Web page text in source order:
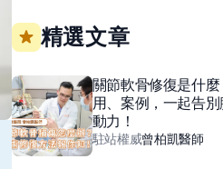
精選文章
關節軟骨修復是什
用、案例，一起告
動力！
駐站權威曾柏凱醫師